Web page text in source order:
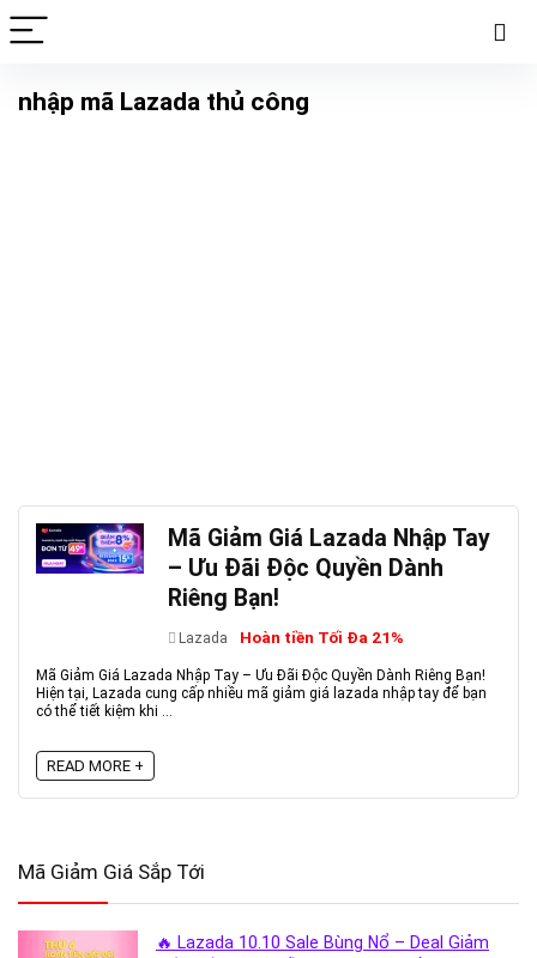
nhập mã Lazada thủ công
Mã Giảm Giá Lazada Nhập Tay
– Ưu Đãi Độc Quyền Dành
Riêng Bạn!
Lazada Hoàn tiền Tối Đa 21%
Mã Giảm Giá Lazada Nhập Tay – Ưu Đãi Độc Quyền Dành Riêng Bạn!
Hiện tại, Lazada cung cấp nhiều mã giảm giá lazada nhập tay để bạn
có thể tiết kiệm khi ...
READ MORE +
Mã Giảm Giá Sắp Tới
🔥 Lazada 10.10 Sale Bùng Nổ – Deal Giảm